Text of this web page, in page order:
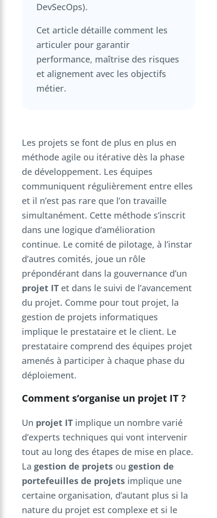
DevSecOps).
Cet article détaille comment les
articuler pour garantir
performance, maîtrise des risques
et alignement avec les objectifs
métier.
Les projets se font de plus en plus en
méthode agile ou itérative dès la phase
de développement. Les équipes
communiquent régulièrement entre elles
et il n’est pas rare que l’on travaille
simultanément. Cette méthode s’inscrit
dans une logique d’amélioration
continue. Le comité de pilotage, à l’instar
d’autres comités, joue un rôle
prépondérant dans la gouvernance d’un
projet ITet dans le suivi de l’avancement
du projet. Comme pour tout projet, la
gestion de projets informatiques
implique le prestataire et le client. Le
prestataire comprend des équipes projet
amenés à participer à chaque phase du
déploiement.
Comment s’organise un projet IT ?
Un projet ITimplique un nombre varié
d’experts techniques qui vont intervenir
tout au long des étapes de mise en place.
La gestion de projetsou gestion de
portefeuilles de projetsimplique une
certaine organisation, d’autant plus si la
nature du projet est complexe et si le